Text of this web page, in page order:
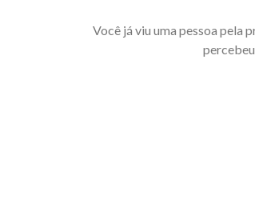
Você já viu uma pessoa pela